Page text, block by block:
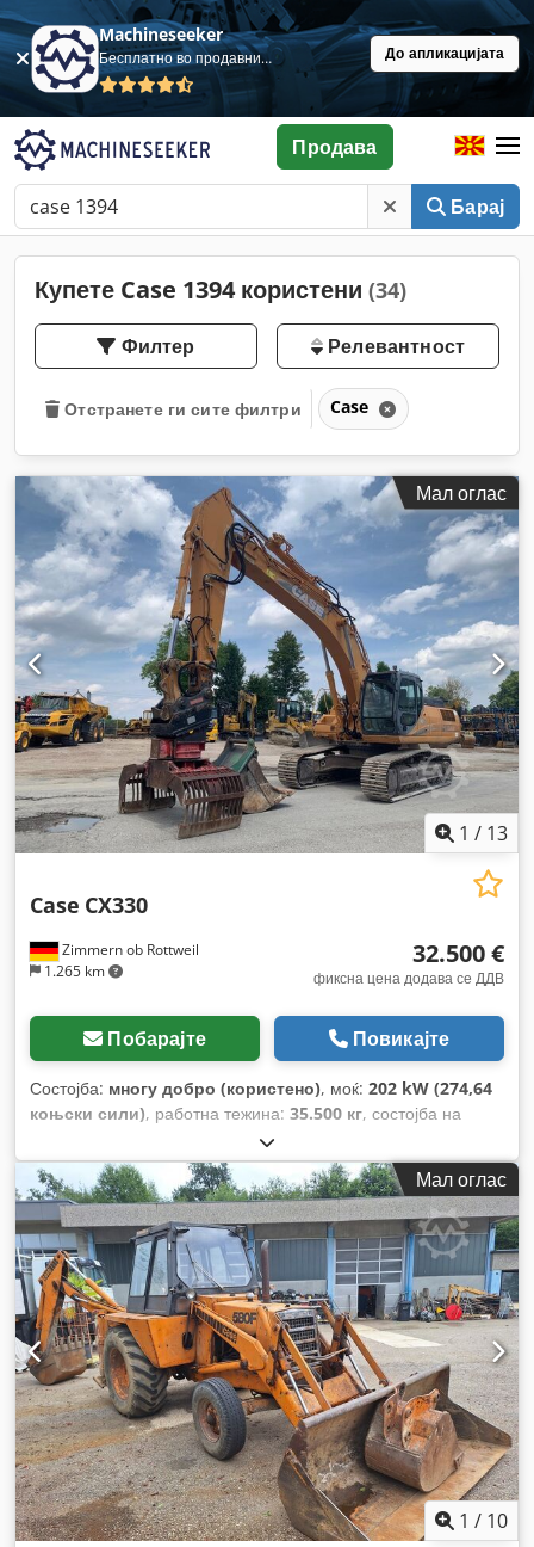
Machineseeker
Бесплатно во продавница До апликацијата
Барај
Продава
Купете Case 1394 користени (34)
Филтер Релевантност
Отстранете ги сите филтри Case
Мал оглас
1 / 13
Zimmern ob Rottweil
1.265 km
Case CX330
32.500 €
фиксна цена додава се ДДВ
Побарајте Повикајте
Состојба: многу добро (користено), моќ: 202 kW (274,64
коњски сили), работна тежина: 35.500 кг, состојба на
, Година на изградба:
часови:9.139 h, Опрема:клима уред,
Мал оглас
1 / 10